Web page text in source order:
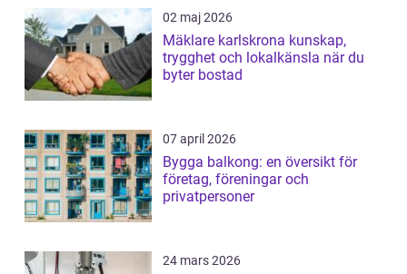
02 maj 2026
Mäklare karlskrona kunskap,
trygghet och lokalkänsla när du
byter bostad
07 april 2026
Bygga balkong: en översikt för
företag, föreningar och
privatpersoner
24 mars 2026